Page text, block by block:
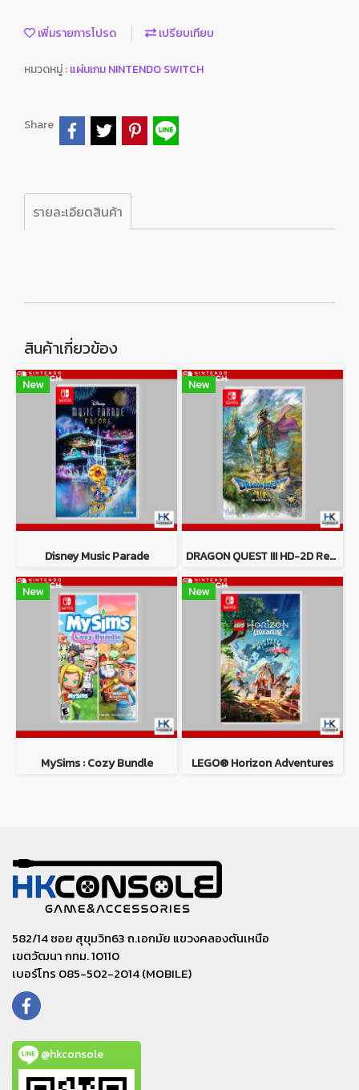
เพิ่มรายการโปรด เปรียบเทียบ
หมวดหมู่ :แผ่นเกม NINTENDO SWITCH
Share
รายละเอียดสินค้า
สินค้าเกี่ยวข้อง
New
Disney Music Parade
New
DRAGON QUEST III HD-2D Remake
New
MySims : Cozy Bundle
New
LEGO® Horizon Adventures
582/14 ซอย สุขุมวิท63 ถ.เอกมัย แขวงคลองตันเหนือ
เขตวัฒนา กทม. 10110
เบอร์โทร 085-502-2014 (MOBILE)
@hkconsole